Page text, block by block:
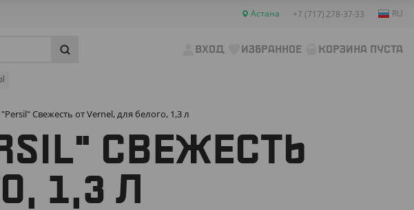
Астана +7 (717) 278-37-33 RU
ВХОД ИЗБРАННОЕ КОРЗИНА ПУСТА
Свежесть от Vernel, для белого, 1,3 л
СВЕЖЕСТЬ
1,3 Л